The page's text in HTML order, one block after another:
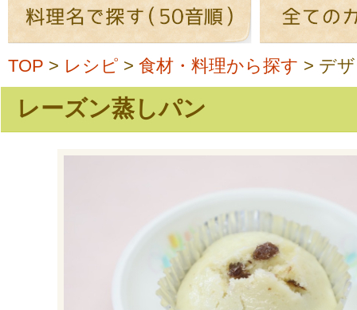
TOP > レシピ > 食材・料理から探す > デ
レーズン蒸しパン